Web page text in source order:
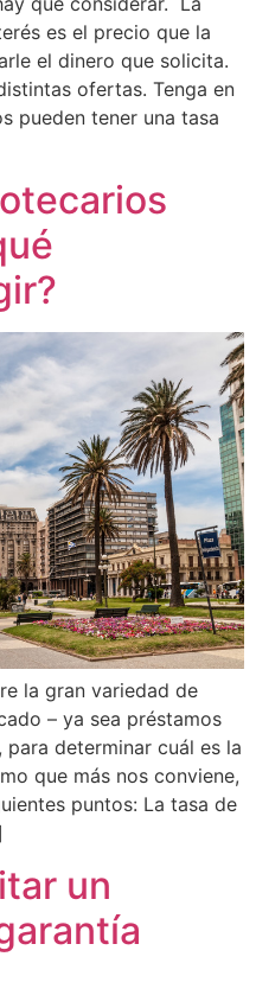
es el precio que la
el dinero que solicita.
ofertas. Tenga en
pueden tener una tasa
la gran variedad de
– ya sea préstamos
determinar cuál es la
que más nos conviene,
puntos: La tasa de
un